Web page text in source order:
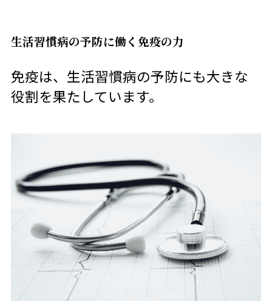
生活習慣病の予防に働く免疫の力
免疫は、生活習慣病の予防にも大きな
役割を果たしています。